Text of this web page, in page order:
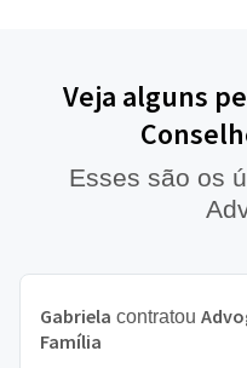
Veja alguns
Esses são os
Gabriela contratou
Família